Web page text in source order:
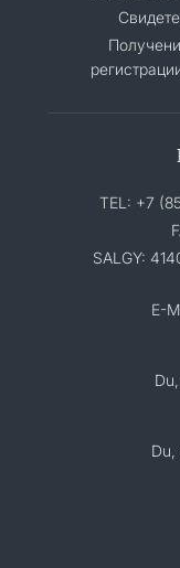
TEL: +7
SALGY:
E-
Du,